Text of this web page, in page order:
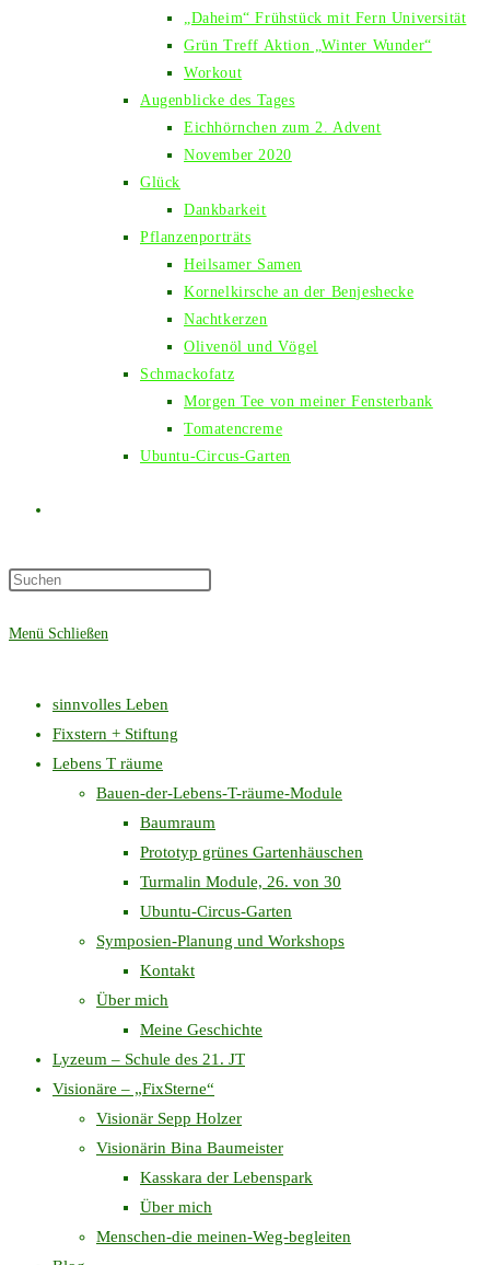
„Daheim“ Frühstück mit Fern Universität
Grün Treff Aktion „Winter Wunder“
Workout
Augenblicke des Tages
Eichhörnchen zum 2. Advent
November 2020
Glück
Dankbarkeit
Pflanzenporträts
Heilsamer Samen
Kornelkirsche an der Benjeshecke
Nachtkerzen
Olivenöl und Vögel
Schmackofatz
Morgen Tee von meiner Fensterbank
Tomatencreme
Ubuntu-Circus-Garten
Suche
Menü Schließen
sinnvolles Leben
Fixstern + Stiftung
Lebens T räume
Bauen-der-Lebens-T-räume-Module
Baumraum
Prototyp grünes Gartenhäuschen
Turmalin Module, 26. von 30
Ubuntu-Circus-Garten
Symposien-Planung und Workshops
Kontakt
Über mich
Meine Geschichte
Lyzeum – Schule des 21. JT
Visionäre – „FixSterne“
Visionär Sepp Holzer
Visionärin Bina Baumeister
Kasskara der Lebenspark
Über mich
Menschen-die meinen-Weg-begleiten